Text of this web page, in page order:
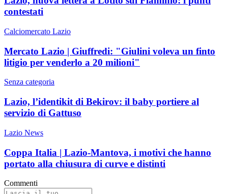
contestati
Calciomercato Lazio
Mercato Lazio | Giuffredi: "Giulini voleva un finto
litigio per venderlo a 20 milioni"
Senza categoria
Lazio, l’identikit di Bekirov: il baby portiere al
servizio di Gattuso
Lazio News
Coppa Italia | Lazio-Mantova, i motivi che hanno
portato alla chiusura di curve e distinti
Commenti